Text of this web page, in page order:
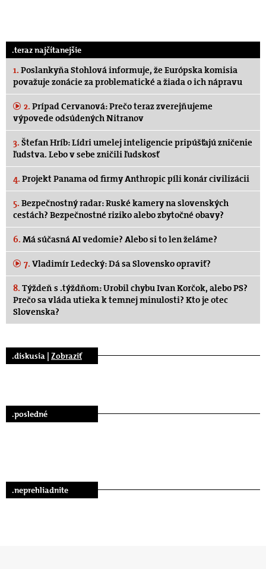
.teraz najčítanejšie
1. Poslankyňa Stohlová informuje, že Európska komisia
považuje zonácie za problematické a žiada o ich nápravu
2. Prípad Cervanová: Prečo teraz zverejňujeme
výpovede odsúdených Nitranov
3. Štefan Hríb: Lídri umelej inteligencie pripúšťajú zničenie
ľudstva. Lebo v sebe zničili ľudskosť
4. Projekt Panama od firmy Anthropic píli konár civilizácii
5. Bezpečnostný radar: Ruské kamery na slovenských
cestách? Bezpečnostné riziko alebo zbytočné obavy?
6. Má súčasná AI vedomie? Alebo si to len želáme?
7. Vladimír Ledecký: Dá sa Slovensko opraviť?
8. Týždeň s .týždňom: Urobil chybu Ivan Korčok, alebo PS?
Prečo sa vláda utieka k temnej minulosti? Kto je otec
Slovenska?
.diskusia | Zobraziť
.posledné
.neprehliadnite